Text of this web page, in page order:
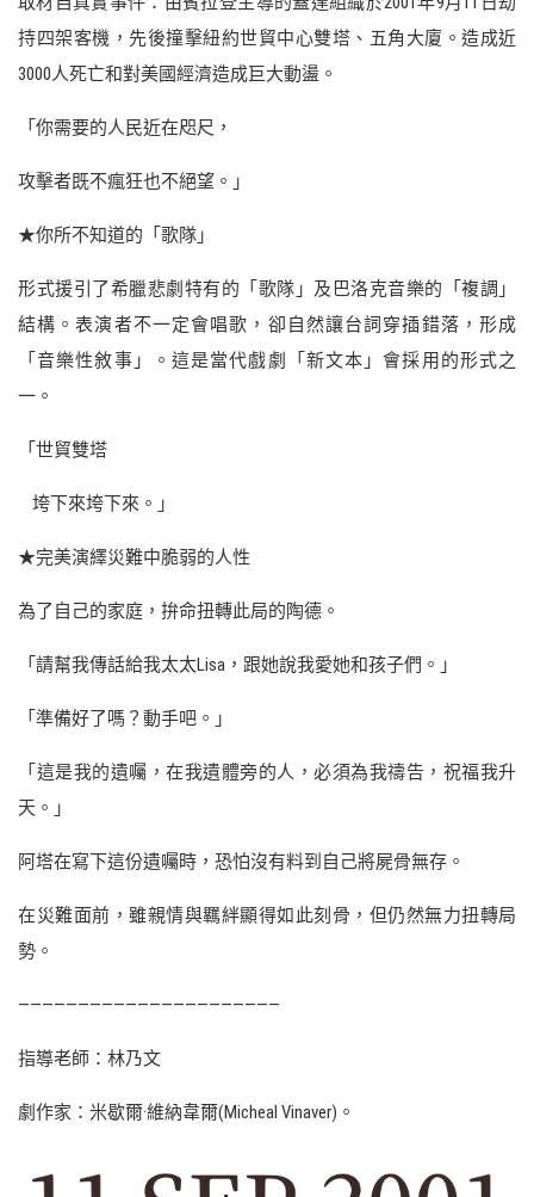
持四架客機，先後撞擊紐約世貿中心雙塔、五角大廈。造成近
3000人死亡和對美國經濟造成巨大動盪。
「你需要的人民近在咫尺，
攻擊者既不瘋狂也不絕望。」
★你所不知道的「歌隊」
形式援引了希臘悲劇特有的「歌隊」及巴洛克音樂的「複調」
結構。表演者不一定會唱歌，卻自然讓台詞穿插錯落，形成
「音樂性敘事」。這是當代戲劇「新文本」會採用的形式之
一。
「世貿雙塔
垮下來垮下來。」
★完美演繹災難中脆弱的人性
為了自己的家庭，拚命扭轉此局的陶德。
「請幫我傳話給我太太Lisa，跟她說我愛她和孩子們。」
「準備好了嗎？動手吧。」
「這是我的遺囑，在我遺體旁的人，必須為我禱告，祝福我升
天。」
阿塔在寫下這份遺囑時，恐怕沒有料到自己將屍骨無存。
在災難面前，雖親情與羈絆顯得如此刻骨，但仍然無力扭轉局
勢。
——————————————————————
指導老師：林乃文
劇作家：米歇爾·維納韋爾(Micheal Vinaver)。